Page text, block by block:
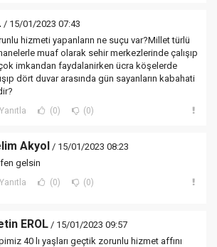
/ 15/01/2023 07:43
hizmeti yapanların ne suçu var?Millet türlü
muaf olarak sehir merkezlerinde çalışıp
imkandan faydalanirken ücra köşelerde
dört duvar arasında gün sayanların kabahati
Yanıtla (0) (0)
Akyol/ 15/01/2023 08:23
gelsin
Yanıtla (0) (0)
EROL / 15/01/2023 09:57
40 lı yaşları geçtik zorunlu hizmet affını